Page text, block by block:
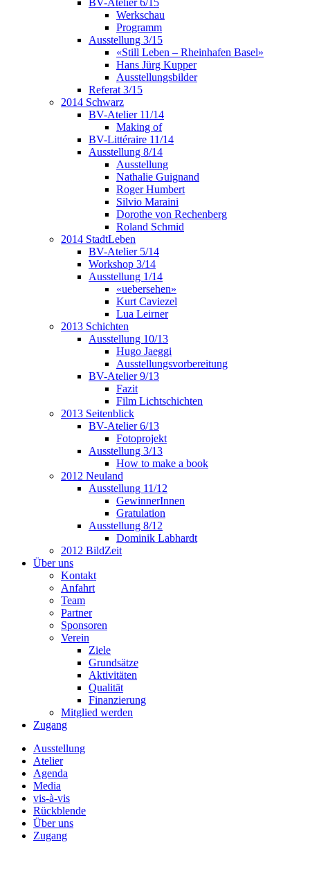
BV-Atelier 6/15
Werkschau
Programm
Ausstellung 3/15
«Still Leben – Rheinhafen Basel»
Hans Jürg Kupper
Ausstellungsbilder
Referat 3/15
2014 Schwarz
BV-Atelier 11/14
Making of
BV-Littéraire 11/14
Ausstellung 8/14
Ausstellung
Nathalie Guignand
Roger Humbert
Silvio Maraini
Dorothe von Rechenberg
Roland Schmid
2014 StadtLeben
BV-Atelier 5/14
Workshop 3/14
Ausstellung 1/14
«uebersehen»
Kurt Caviezel
Lua Leirner
2013 Schichten
Ausstellung 10/13
Hugo Jaeggi
Ausstellungsvorbereitung
BV-Atelier 9/13
Fazit
Film Lichtschichten
2013 Seitenblick
BV-Atelier 6/13
Fotoprojekt
Ausstellung 3/13
How to make a book
2012 Neuland
Ausstellung 11/12
GewinnerInnen
Gratulation
Ausstellung 8/12
Dominik Labhardt
2012 BildZeit
Über uns
Kontakt
Anfahrt
Team
Partner
Sponsoren
Verein
Ziele
Grundsätze
Aktivitäten
Qualität
Finanzierung
Mitglied werden
Zugang
Ausstellung
Atelier
Agenda
Media
vis-à-vis
Rückblende
Über uns
Zugang